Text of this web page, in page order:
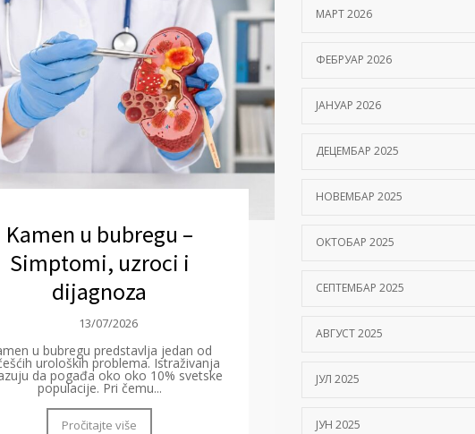
Kamen u bubregu –
Simptomi, uzroci i
dijagnoza
13/07/2026
u bubregu predstavlja jedan od
uroloških problema. Istraživanja
da pogađa oko oko 10% svetske
populacije. Pri čemu...
Pročitajte više
МАРТ 2026
ФЕБРУАР 2026
ЈАНУАР 2026
ДЕЦЕМБАР 2025
НОВЕМБАР 2025
ОКТОБАР 2025
СЕПТЕМБАР 2025
АВГУСТ 2025
ЈУЛ 2025
ЈУН 2025